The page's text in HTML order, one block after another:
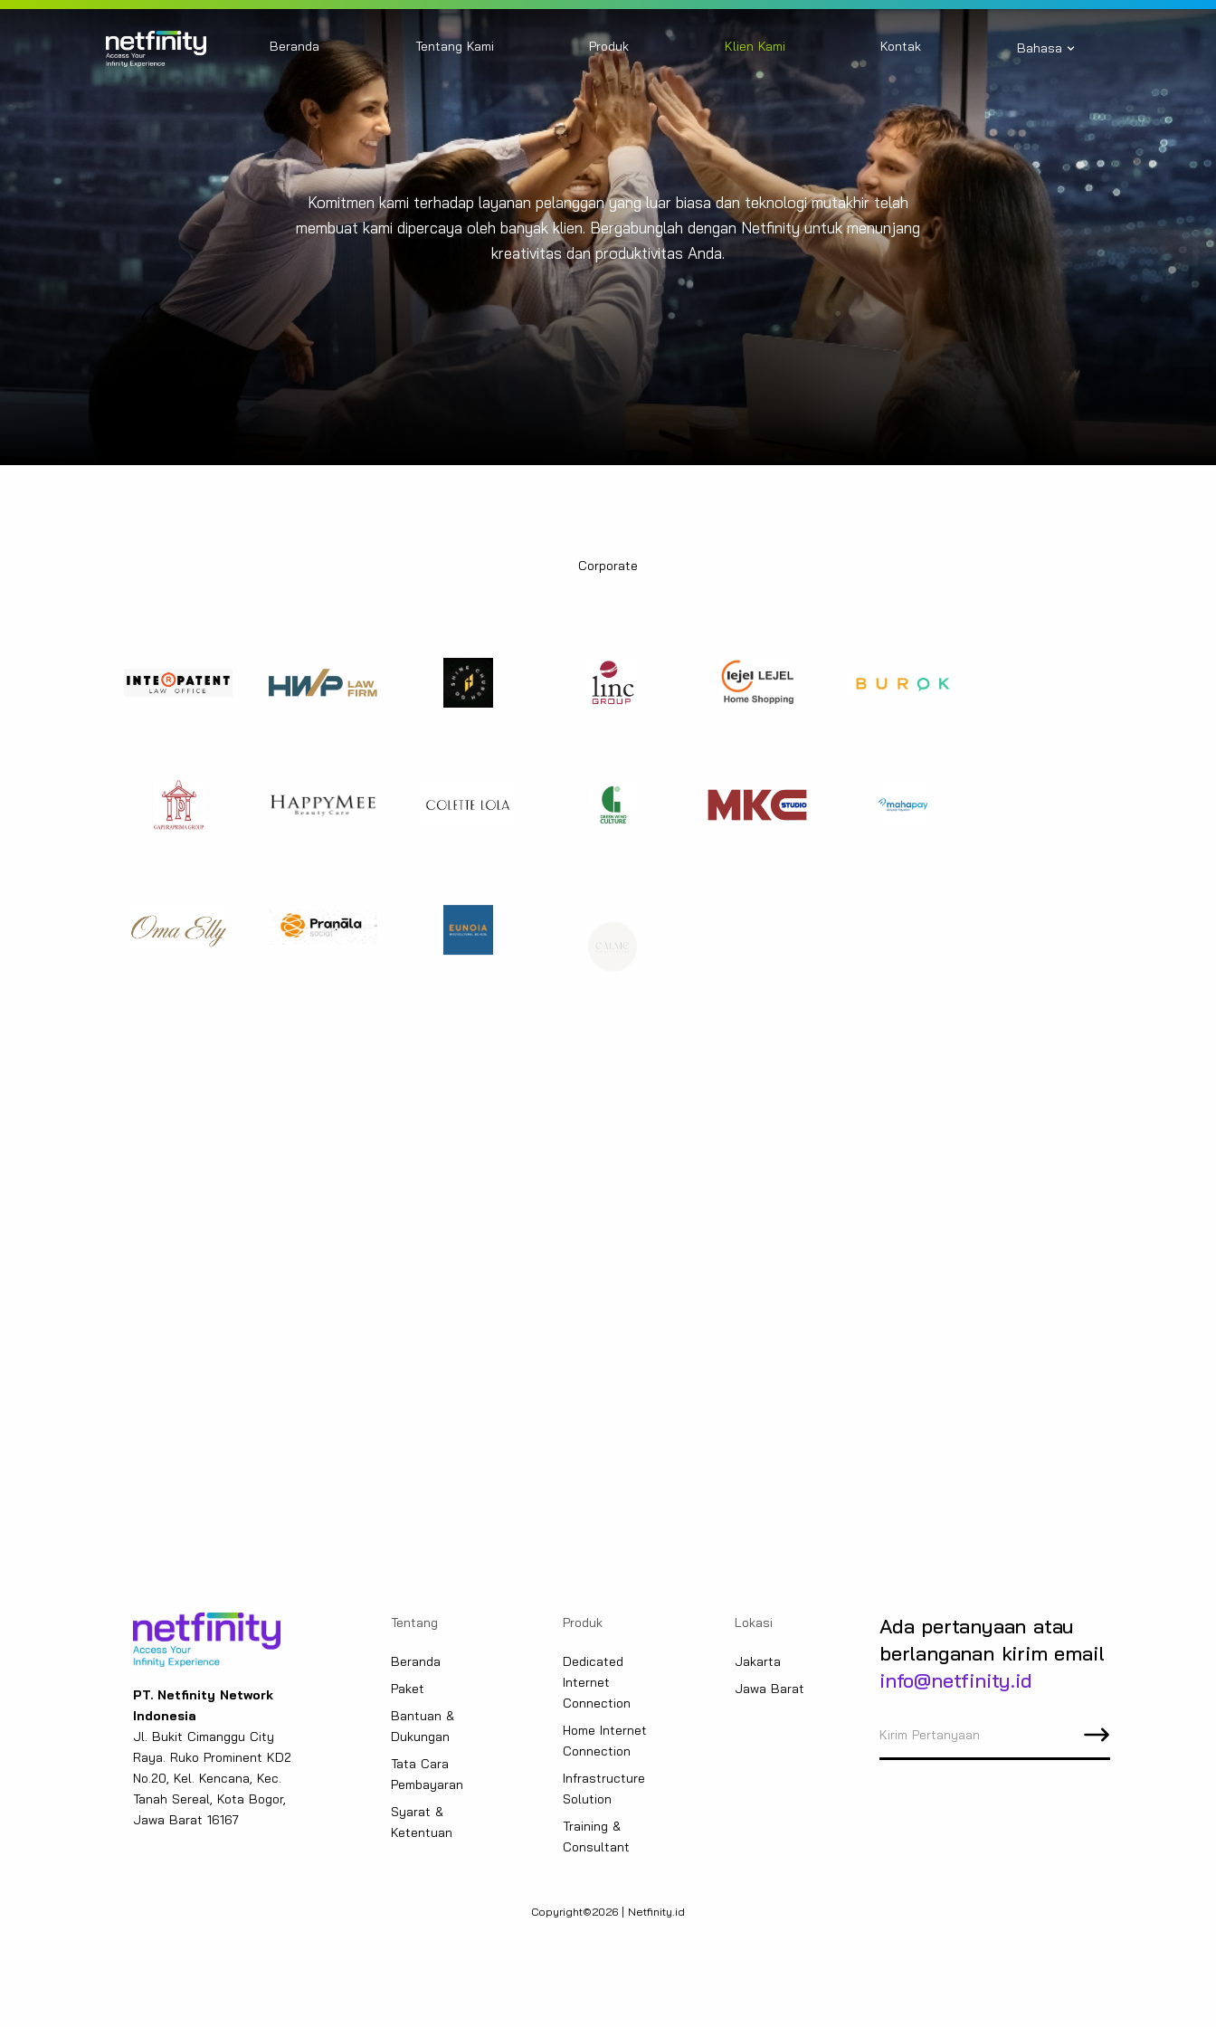
Beranda Tentang Kami Produk Klien Kami Kontak Bahasa
Komitmen kami terhadap layanan pelanggan yang luar biasa dan teknologi mutakhir telah
membuat kami dipercaya oleh banyak klien. Bergabunglah dengan Netfinity untuk menunjang
kreativitas dan produktivitas Anda.
Corporate
PT. Netfinity Network
Indonesia
Jl. Bukit Cimanggu City
Raya. Ruko Prominent KD2
No.20, Kel. Kencana, Kec.
Tanah Sereal, Kota Bogor,
Jawa Barat 16167
Tentang
Beranda
Paket
Bantuan &
Dukungan
Tata Cara
Pembayaran
Syarat &
Ketentuan
Produk
Dedicated
Internet
Connection
Home Internet
Connection
Infrastructure
Solution
Training &
Consultant
Lokasi
Jakarta
Jawa Barat
Ada pertanyaan atau
berlanganan kirim email
info@netfinity.id
Kirim Pertanyaan
Copyright©2026 | Netfinity.id